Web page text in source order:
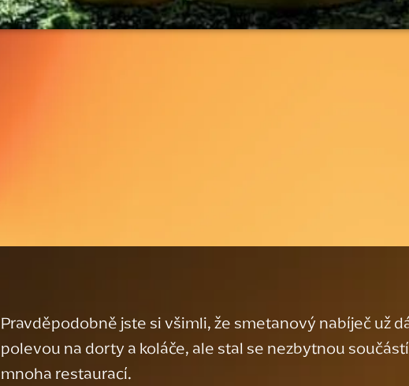
Pravděpodobně jste si všimli, že smetanový nabíječ už
polevou na dorty a koláče, ale stal se nezbytnou
mnoha restaurací.